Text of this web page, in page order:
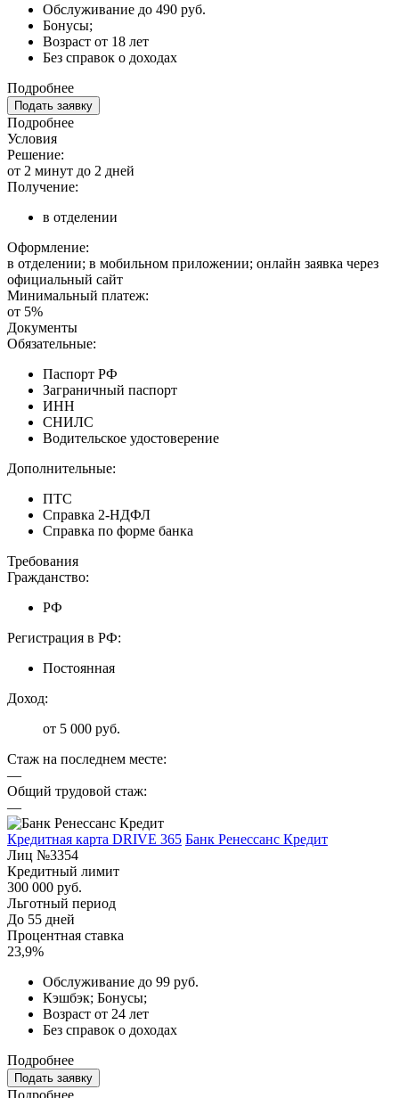
Обслуживание до 490 руб.
Бонусы;
Возраст от 18 лет
Без справок о доходах
Подробнее
Подать заявку
Подробнее
Условия
Решение:
от 2 минут до 2 дней
Получение:
в отделении
Оформление:
в отделении; в мобильном приложении; онлайн заявка через
официальный сайт
Минимальный платеж:
от 5%
Документы
Обязательные:
Паспорт РФ
Заграничный паспорт
ИНН
СНИЛС
Водительское удостоверение
Дополнительные:
ПТС
Справка 2-НДФЛ
Справка по форме банка
Требования
Гражданство:
РФ
Регистрация в РФ:
Постоянная
Доход:
от 5 000 руб.
Стаж на последнем месте:
—
Общий трудовой стаж:
—
Кредитная карта DRIVE 365 Банк Ренессанс Кредит
Лиц №3354
Кредитный лимит
300 000 руб.
Льготный период
До 55 дней
Процентная ставка
23,9%
Обслуживание до 99 руб.
Кэшбэк; Бонусы;
Возраст от 24 лет
Без справок о доходах
Подробнее
Подать заявку
Подробнее